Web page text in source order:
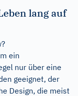
lang auf
ein
nur über eine
geeignet, der
Design, die meist